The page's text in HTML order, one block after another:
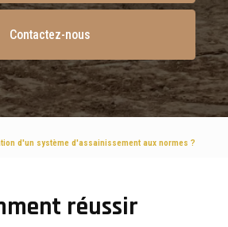
Contactez-nous
d'un système d'assainissement aux normes ?
réussir